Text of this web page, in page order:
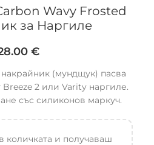
Wavy Frosted
за Наргиле
€
(мундщук) пасва
2 или Varity наргиле.
със силиконов маркуч.
количката и получаваш